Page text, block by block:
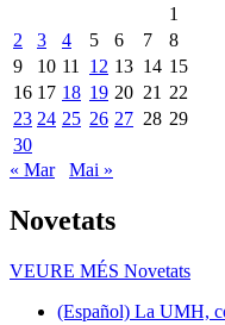
1
2
3 4 5 6 7
8
9
10 11 12 13 14 15
16 17 18 19 20 21 22
23 24 25 26 27 28 29
30
« Mar
Mai »
Novetats
VEURE MÉS Novetats
(Español) La UMH,